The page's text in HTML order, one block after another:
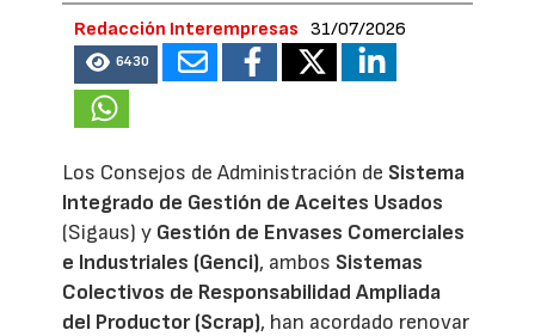
Redacción Interempresas 31/07/2026
6430
Los Consejos de Administración de Sistema
Integrado de Gestión de Aceites Usados
(Sigaus) y Gestión de Envases Comerciales
e Industriales (Genci), ambos Sistemas
Colectivos de Responsabilidad Ampliada
del Productor (Scrap), han acordado renovar